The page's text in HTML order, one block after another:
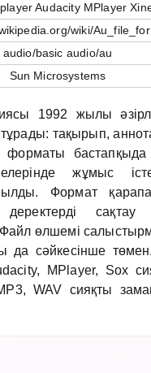
Audacity MPlayer
wiki/
audio/basic audio/au
Sun Microsystems
1992 жылы
тақырып,
форматы бастапқыда
жұмыс
Формат
сақтау
өлшемі
да сәйкесінше
MPlayer, Sox
WAV сияқты